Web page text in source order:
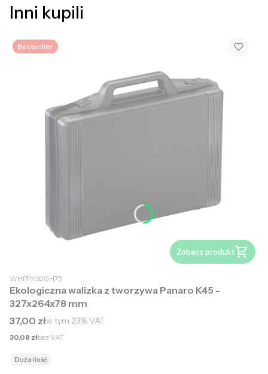
Inni kupili
Bestseller
Zobacz produkt
WHPPK320H75
Ekologiczna walizka z tworzywa Panaro K45 -
327x264x78 mm
Cena brutto
37,00 złw tym 23%VAT
Cena netto
30,08 złbez VAT
Duża ilość